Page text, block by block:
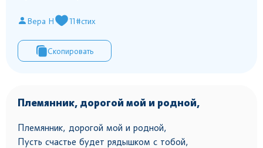
Вера Н 11#стих
Скопировать
Племянник, дорогой мой и родной,
Племянник, дорогой мой и родной,
Пусть счастье будет рядышком с тобой,